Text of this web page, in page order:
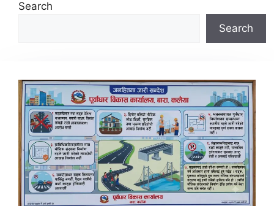
Search
Search